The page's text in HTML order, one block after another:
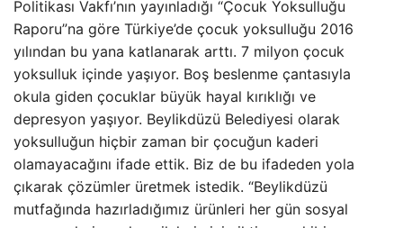
Politikası Vakfı’nın yayınladığı “Çocuk Yoksulluğu
Raporu”na göre Türkiye’de çocuk yoksulluğu 2016
yılından bu yana katlanarak arttı. 7 milyon çocuk
yoksulluk içinde yaşıyor. Boş beslenme çantasıyla
okula giden çocuklar büyük hayal kırıklığı ve
depresyon yaşıyor. Beylikdüzü Belediyesi olarak
yoksulluğun hiçbir zaman bir çocuğun kaderi
olamayacağını ifade ettik. Biz de bu ifadeden yola
çıkarak çözümler üretmek istedik. “Beylikdüzü
mutfağında hazırladığımız ürünleri her gün sosyal